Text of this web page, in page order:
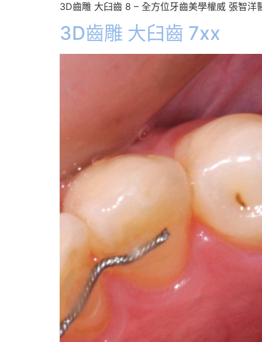
3D齒雕 大臼齒 8 – 全方位牙齒美學權威 張智洋
3D齒雕 大臼齒 7xx